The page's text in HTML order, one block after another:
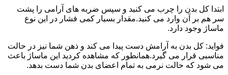
ابتدا کل بدن را چرب می کنید و سپس ضربه های آرامی را پشت
سر هم بر آن وارد می کنید.مقدار بسیار کمی فشار در این نوع
ماساژ وجود دارد.
فواید: کل بدن به آرامش دست پیدا می کند و ذهن شما نیز در حالت
مناسبی قرار می گیرد.همانطور که مشاهده کردید این ماساژ باعث
می شود که حالت نرمی به تمام اعضای بدن شما دست بدهد.